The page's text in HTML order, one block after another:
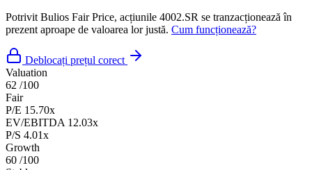
Potrivit Bulios Fair Price, acțiunile 4002.SR se tranzacționează în
prezent aproape de valoarea lor justă. Cum funcționează?
Deblocați prețul corect
Valuation
62 /100
Fair
P/E 15.70x
EV/EBITDA 12.03x
P/S 4.01x
Growth
60 /100